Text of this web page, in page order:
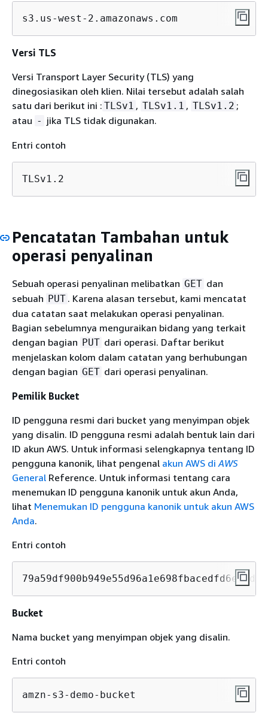
s3.us-west-2.amazonaws.com
Versi TLS
Versi Transport Layer Security (TLS) yang
dinegosiasikan oleh klien. Nilai tersebut adalah salah
satu dari berikut ini : TLSv1 , TLSv1.1 , TLSv1.2 ;
atau - jika TLS tidak digunakan.
Entri contoh
TLSv1.2
Pencatatan Tambahan untuk
operasi penyalinan
Sebuah operasi penyalinan melibatkan GET dan
sebuah PUT . Karena alasan tersebut, kami mencatat
dua catatan saat melakukan operasi penyalinan.
Bagian sebelumnya menguraikan bidang yang terkait
dengan bagian PUT dari operasi. Daftar berikut
menjelaskan kolom dalam catatan yang berhubungan
dengan bagian GET dari operasi penyalinan.
Pemilik Bucket
ID pengguna resmi dari bucket yang menyimpan objek
yang disalin. ID pengguna resmi adalah bentuk lain dari
ID akun AWS. Untuk informasi selengkapnya tentang ID
pengguna kanonik, lihat pengenal akun AWS diAWS
General Reference. Untuk informasi tentang cara
menemukan ID pengguna kanonik untuk akun Anda,
lihat Menemukan ID pengguna kanonik untuk akun AWS
Anda.
Entri contoh
Bucket
Nama bucket yang menyimpan objek yang disalin.
Entri contoh
amzn-s3-demo-bucket